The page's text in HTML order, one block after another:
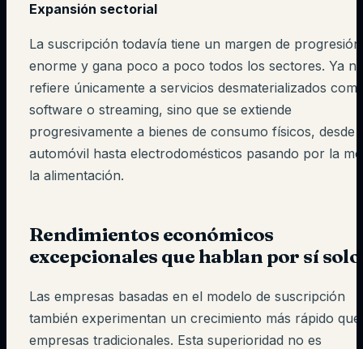
Expansión sectorial
La suscripción todavía tiene un margen de progresión
enorme y gana poco a poco todos los sectores. Ya
refiere únicamente a servicios desmaterializados
software o streaming, sino que se extiende
progresivamente a bienes de consumo físicos, desde
automóvil hasta electrodomésticos pasando por la
la alimentación.
Rendimientos económicos
excepcionales que hablan por sí
Las empresas basadas en el modelo de suscripción
también experimentan un crecimiento más rápido
empresas tradicionales. Esta superioridad no es